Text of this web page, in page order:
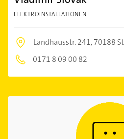
ELEKTROINSTALLATIONEN
Landhausstr. 241,70188
0171 8 09 00 82